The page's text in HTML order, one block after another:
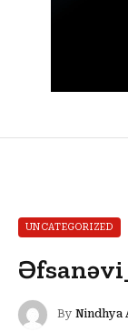
UNCATEGORIZED
By Nindhya